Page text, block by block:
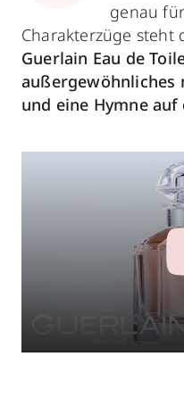
genau
Charakterzüge steht
Guerlain Eau de
außergewöhnliches
und eine Hymne auf